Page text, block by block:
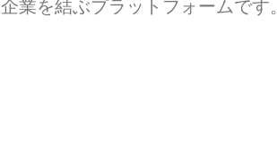
を結ぶプラットフォームです。